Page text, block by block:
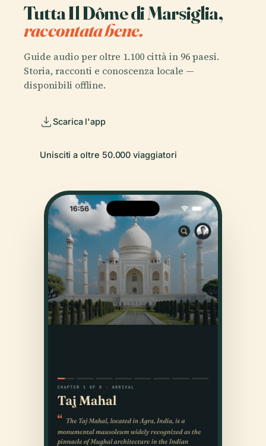
Tutta Il Dôme di Marsiglia,
raccontata bene.
Guide audio per oltre 1.100 città in 96 paesi.
Storia, racconti e conoscenza locale —
disponibili offline.
Scarica l'app
Unisciti a oltre 50.000 viaggiatori